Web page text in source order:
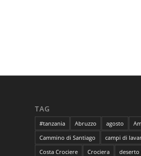
TAG
#tanzania Abruzzo agosto
Cammino di Santiago
campi di
Costa Crociere
Crociera
deserto